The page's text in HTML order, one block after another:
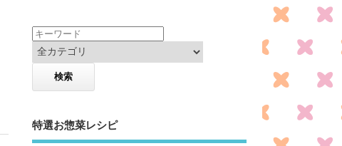
特選お惣菜レシピ